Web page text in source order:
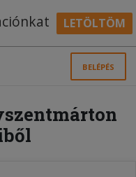
LETÖLTÖM
BELÉPÉS